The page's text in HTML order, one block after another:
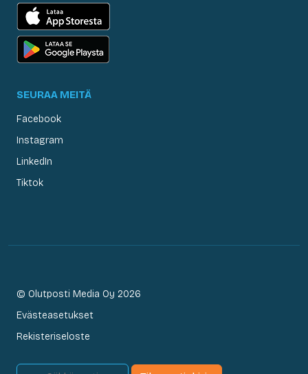
SEURAA MEITÄ
Facebook
Instagram
LinkedIn
Tiktok
© Olutposti Media Oy 2026
Evästeasetukset
Rekisteriseloste